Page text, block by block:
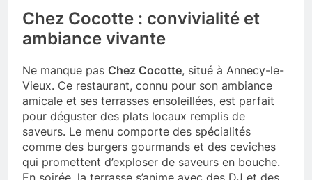
Chez Cocotte : convivialité et
ambiance vivante
Ne manque pas Chez Cocotte, situé à Annecy-le-
Vieux. Ce restaurant, connu pour son ambiance
amicale et ses terrasses ensoleillées, est parfait
pour déguster des plats locaux remplis de
saveurs. Le menu comporte des spécialités
comme des burgers gourmands et des ceviches
qui promettent d’exploser de saveurs en bouche.
En soirée, la terrasse s’anime avec des DJ et des